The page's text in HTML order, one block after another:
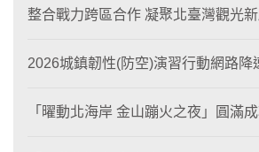
整合戰力跨區合作 凝聚北臺灣觀光
2026城鎮韌性(防空)演習行動網路降
「曜動北海岸 金山蹦火之夜」圓滿成功 北觀處續